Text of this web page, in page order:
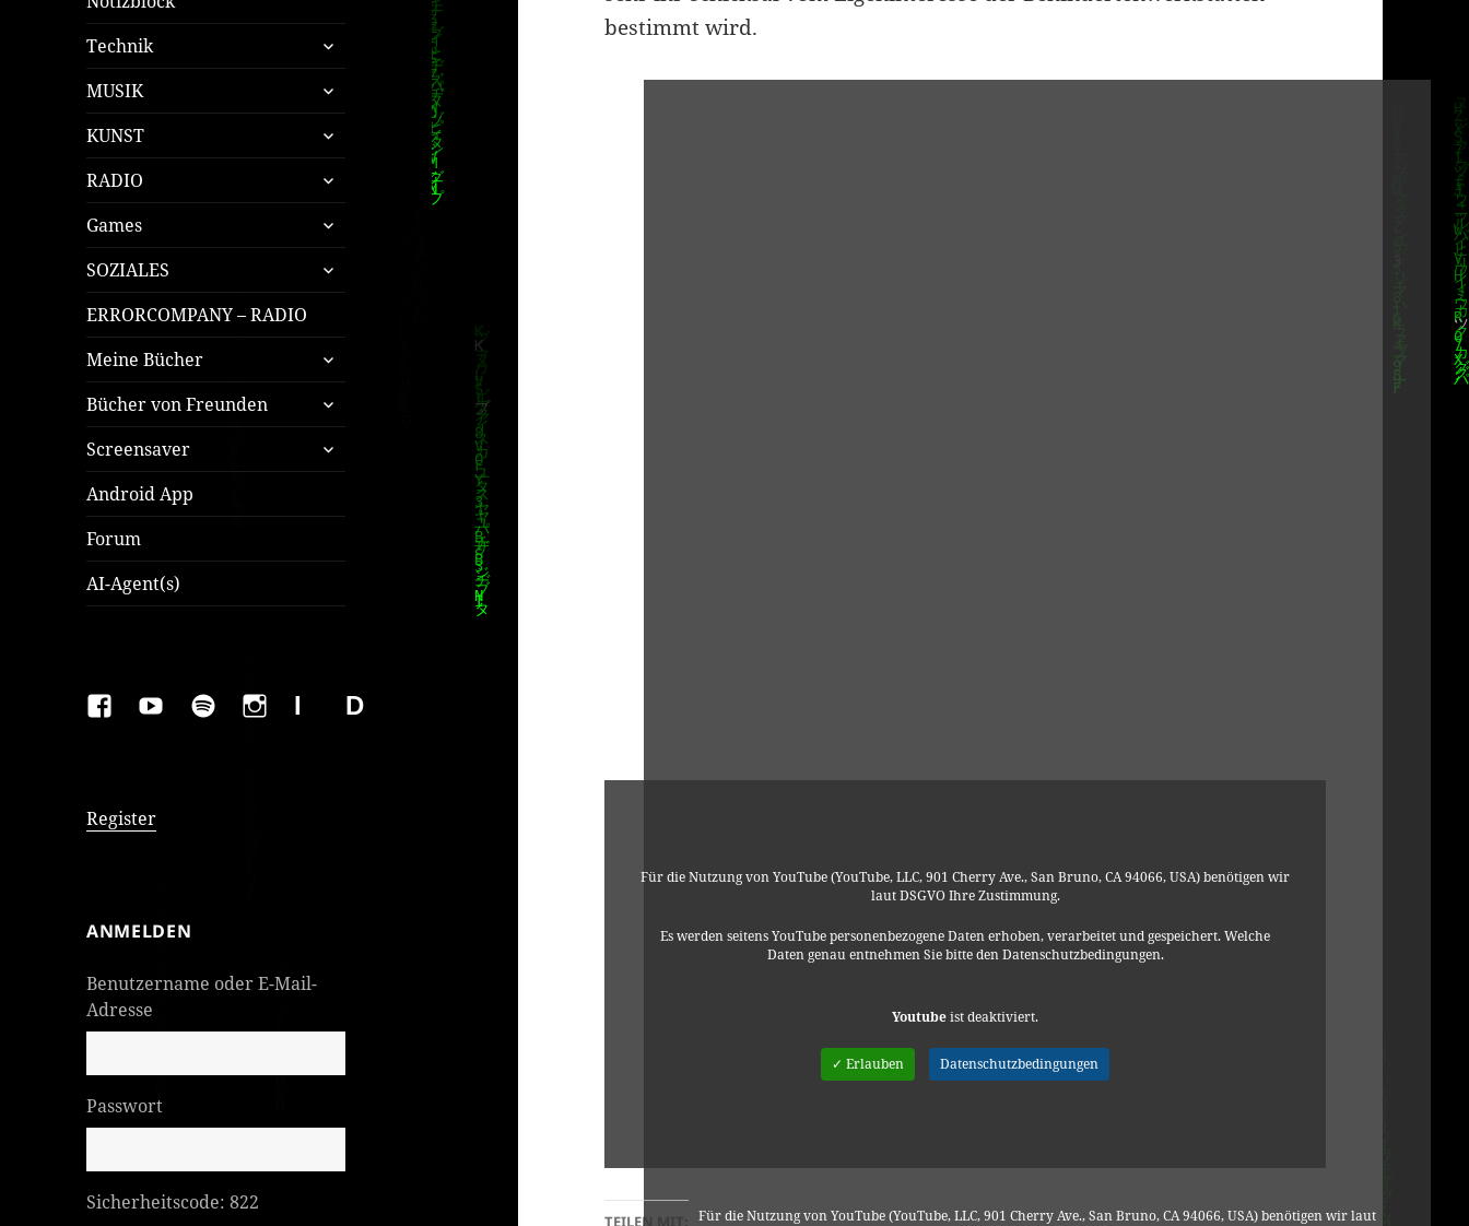
Technik
untermenü
öffnen
MUSIK
untermenü
öffnen
KUNST
untermenü
öffnen
RADIO
untermenü
öffnen
Games
untermenü
öffnen
SOZIALES
untermenü
öffnen
ERRORCOMPANY – RADIO
Meine Bücher
untermenü
öffnen
Bücher von Freunden
untermenü
öffnen
Screensaver
untermenü
öffnen
Android App
Forum
AI-Agent(s)
FAKEBOOK
YOUTUBESPOTIFYINSTAGRAM
IMPRESSUMDatenschutzerklärung
Register
ANMELDEN
Benutzername oder E-Mail-
Adresse
Passwort
Sicherheitscode: 822
bestimmt wird.
Für die Nutzung von YouTube (YouTube, LLC, 901 Cherry Ave., San Bruno, CA 94066, USA) benötigen wir laut
Für die Nutzung von YouTube (YouTube, LLC, 901 Cherry Ave., San Bruno, CA 94066, USA) benötigen wir
laut DSGVO Ihre Zustimmung.
Es werden seitens YouTube personenbezogene Daten erhoben, verarbeitet und gespeichert. Welche
Daten genau entnehmen Sie bitte den Datenschutzbedingungen.
Youtubeist deaktiviert.
✓ Erlauben Datenschutzbedingungen
TEILEN MIT: